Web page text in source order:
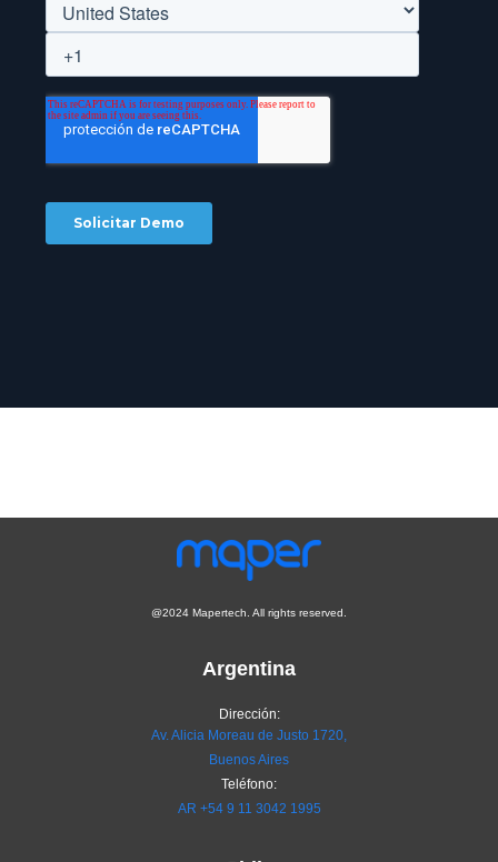
@2024 Mapertech. All rights reserved.
Argentina
Dirección:
Av. Alicia Moreau de Justo 1720,
Buenos Aires
Teléfono:
AR +54 9 11 3042 1995